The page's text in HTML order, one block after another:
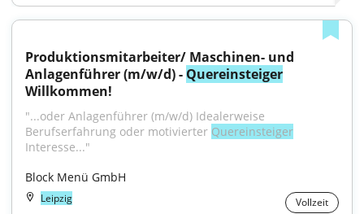
Produktionsmitarbeiter/ Maschinen- und
Anlagenführer (m/w/d) - Quereinsteiger
Willkommen!
"...oder Anlagenführer (m/w/d) Idealerweise
Berufserfahrung oder motivierter Quereinsteiger
Interesse..."
Block Menü GmbH
Leipzig Vollzeit